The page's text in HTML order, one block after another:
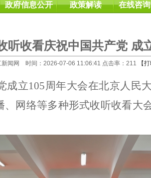
政府信息公开 政策解读 在线咨
听收看庆祝中国共产党 成
新闻网 时间：2026-07-06 11:06:41 点击率： 211 【打
成立105周年大会在北京人民
网络等多种形式收听收看大